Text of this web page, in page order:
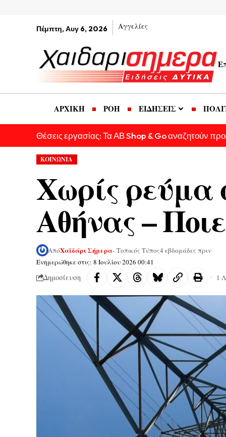
Πέμπτη, Αυγ 6, 2026 Αγγελίες
ΑΡΧΙΚΗ ΡΟΗ ΕΙΔΗΣΕΙΣ
Θέσεις εργασίας: Τα ΑΒ Shop & Go αναζητούν
ΚΟΙΝΩΝΙΑ
Χωρίς ρεύμα
Αθήνας –
Ενημερώθηκε στις: 8 Ιουλίου 2026 00:41
ΑπόΧαϊδάρι Σήμερα- Τοπικός Τύπος4 εβδομάδες πριν
Δημοσίευση 1